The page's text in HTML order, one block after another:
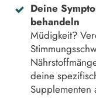
Deine
behandeln
Müdigkeit?
deine
Supplementen